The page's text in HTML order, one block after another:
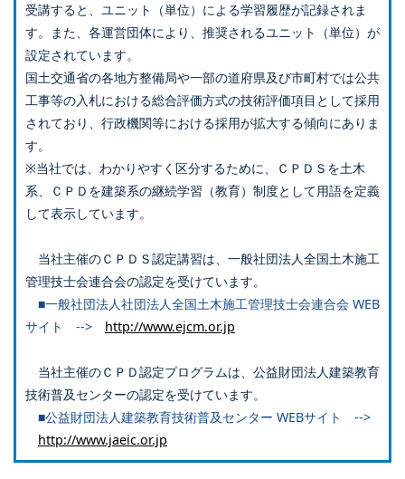
受講すると、ユニット（単位）による学習履歴が記録されま
す。また、各運営団体により、推奨されるユニット（単位）が
設定されています。
国土交通省の各地方整備局や一部の道府県及び市町村では公共
工事等の入札における総合評価方式の技術評価項目として採用
されており、行政機関等における採用が拡大する傾向にありま
す。
※当社では、わかりやすく区分するために、ＣＰＤＳを土木
系、ＣＰＤを建築系の継続学習（教育）制度として用語を定義
して表示しています。
当社主催のＣＰＤＳ認定講習は、一般社団法人全国土木施工
管理技士会連合会の認定を受けています。
■一般社団法人社団法人全国土木施工管理技士会連合会 WEB
サイト --> http://www.ejcm.or.jp
当社主催のＣＰＤ認定プログラムは、公益財団法人建築教育
技術普及センターの認定を受けています。
■公益財団法人建築教育技術普及センター WEBサイト -->
http://www.jaeic.or.jp